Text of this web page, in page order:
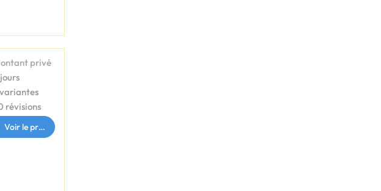
privé
révisions
Voir le profil